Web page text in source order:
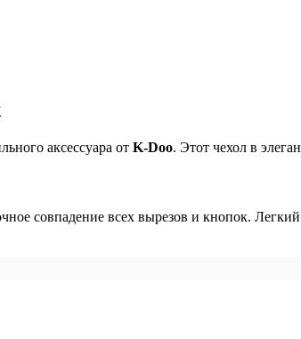
аксессуара от K-Doo. Этот чехол в
совпадение всех вырезов и кнопок.